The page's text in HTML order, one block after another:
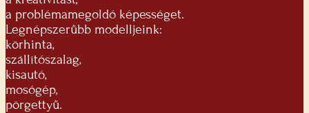
a problémamegoldó képességet.
Legnépszerűbb modelljeink:
körhinta,
szállítószalag,
kisautó,
mosógép,
pörgettyű.